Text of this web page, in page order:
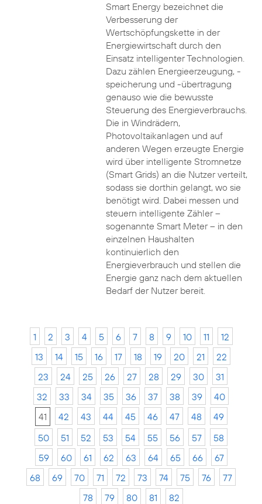
Smart Energy bezeichnet die
Verbesserung der
Wertschöpfungskette in der
Energiewirtschaft durch den
Einsatz intelligenter Technologien.
Dazu zählen Energieerzeugung, -
speicherung und -übertragung
genauso wie die bewusste
Steuerung des Energieverbrauchs.
Die in Windrädern,
Photovoltaikanlagen und auf
anderen Wegen erzeugte Energie
wird über intelligente Stromnetze
(Smart Grids) an die Nutzer verteilt,
sodass sie dorthin gelangt, wo sie
benötigt wird. Dabei messen und
steuern intelligente Zähler –
sogenannte Smart Meter – in den
einzelnen Haushalten
kontinuierlich den
Energieverbrauch und stellen die
Energie ganz nach dem aktuellen
Bedarf der Nutzer bereit.
1 2 3 4 5 6 7 8 9 10 11
12
13
14 15 16 17 18 19 20 21
22
23
24 25 26 27 28 29 30
31
32
33 34 35 36 37 38 39
40
41
42 43 44 45 46 47 48
49
50
51 52 53 54 55 56 57
58
59
60 61 62 63 64 65 66
67
68
69 70 71 72 73 74 75 76
77
78
79 80 81 82